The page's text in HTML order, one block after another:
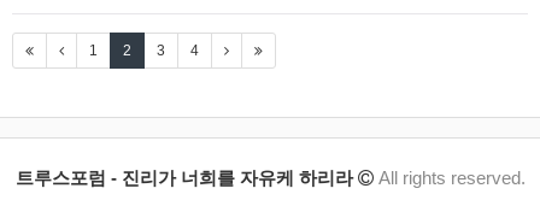
1 2 3 4
트루스포럼 - 진리가 너희를 자유케 하리라 All rights reserved.